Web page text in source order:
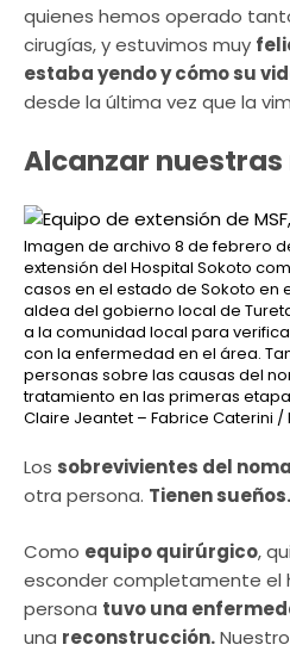
quienes hemos operado
cirugías, y estuvimos muy
estaba yendo y cómo su
desde la última vez que la
Alcanzar
Imagen de archivo 8 de febrero
extensión del Hospital Sokoto
casos en el estado de Sokoto en
aldea del gobierno local de
a la comunidad local para
con la enfermedad en el área.
personas sobre las causas del
tratamiento en las primeras
Claire Jeantet – Fabrice Caterini /
Los sobrevivientes del noma
otra persona. Tienen
Como equipo quirúrgico,
esconder completamente el
persona tuvo una
una reconstrucción.